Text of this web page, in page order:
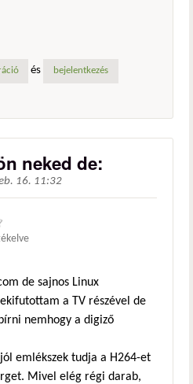
és bejelentkezés
neked de:
16. 11:32
de sajnos Linux
a TV részével de
nemhogy a digiző
emlékszek tudja a H264-et
Mivel elég régi darab,